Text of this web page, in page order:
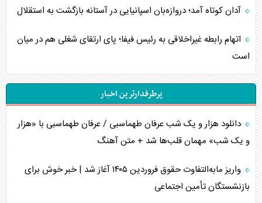
آدان کوتاه آمد؛ دروازه‌بان اسپانیایی در آستانه بازگشت به استقلال
اتهام رابطه غیراخلاقی به رئیس فیفا؛ پای ارتقای شغلی هم در میان
است
پرطرفدارترین اخبار
دانلود هزار و یک شب عرفان طهماسبی / عرفان طهماسبی با «هزار
و یک شب» مهمان قلب‌ها شد + متن آهنگ
واریز مابه‌التفاوت حقوق فروردین ۱۴۰۵ آغاز شد | خبر خوش برای
بازنشستگان تأمین اجتماعی